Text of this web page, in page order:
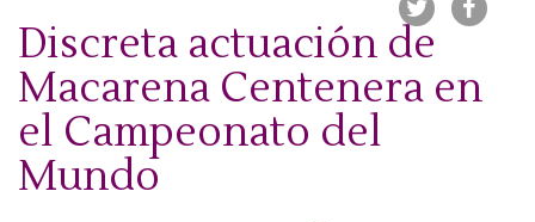
Discreta actuación de
Macarena Centenera en
el Campeonato del
Mundo